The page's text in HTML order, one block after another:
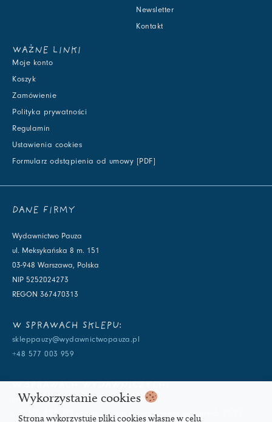
Newsletter
Kontakt
WAŻNE LINKI
Moje konto
Koszyk
Zamówienie
Polityka prywatności
Regulamin
Ustawienia cookies
Formularz odstąpienia od umowy [PDF]
DANE FIRMY
Wydawnictwo Pauza
ul. Meksykańska 8 m. 151
03-948 Warszawa, Polska
NIP 5252024273
REGON 367470313
W SPRAWACH SKLEPU:
skleppauzy@wydawnictwopauza.pl
+48 577 003 959
info@wydawnictwopauza.pl
+48 501 177 119 (czynny w dni powszednie w godzinach 11-15,
Wykorzystanie cookies
Strona wykorzystuje pliki cookies własne w celu